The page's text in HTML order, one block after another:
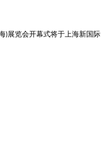
)展览会开幕式将于上海新国际